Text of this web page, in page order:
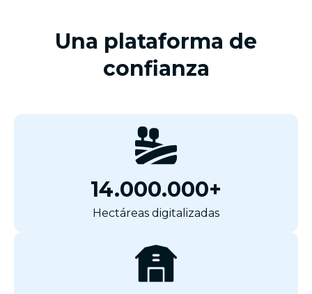
Una plataforma de
confianza
14.000.000+
Hectáreas digitalizadas